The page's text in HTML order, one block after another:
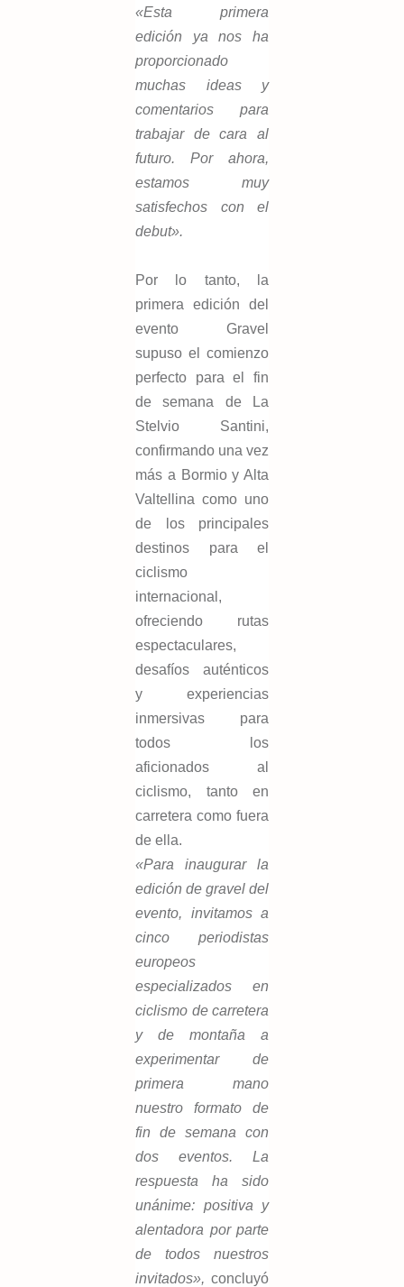
«Esta primera
edición ya nos ha
proporcionado
muchas ideas y
comentarios para
trabajar de cara al
futuro. Por ahora,
estamos muy
satisfechos con el
debut».
Por lo tanto, la
primera edición del
evento Gravel
supuso el comienzo
perfecto para el fin
de semana de La
Stelvio Santini,
confirmando una vez
más a Bormio y Alta
Valtellina como uno
de los principales
destinos para el
ciclismo
internacional,
ofreciendo rutas
espectaculares,
desafíos auténticos
y experiencias
inmersivas para
todos los
aficionados al
ciclismo, tanto en
carretera como fuera
de ella.
«Para inaugurar la
edición de gravel del
evento, invitamos a
cinco periodistas
europeos
especializados en
ciclismo de carretera
y de montaña a
experimentar de
primera mano
nuestro formato de
fin de semana con
dos eventos. La
respuesta ha sido
unánime: positiva y
alentadora por parte
de todos nuestros
invitados», concluyó